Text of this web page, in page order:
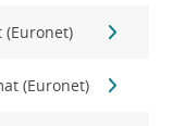
(Euronet)
(Euronet)